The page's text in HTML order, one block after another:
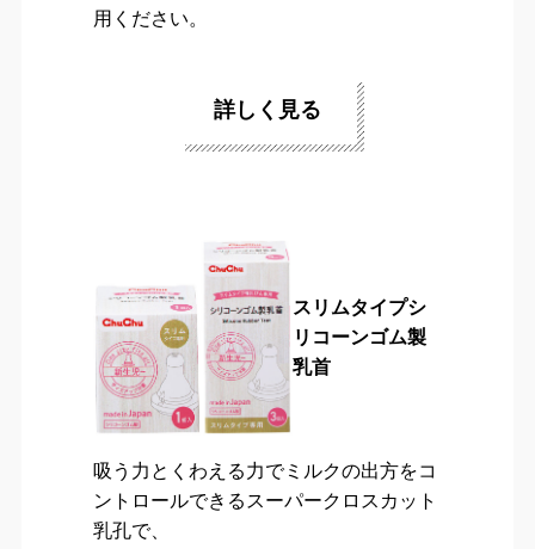
用ください。
詳しく見る
スリムタイプシ
リコーンゴム製
乳首
吸う力とくわえる力でミルクの出方をコ
ントロールできるスーパークロスカット
乳孔で、